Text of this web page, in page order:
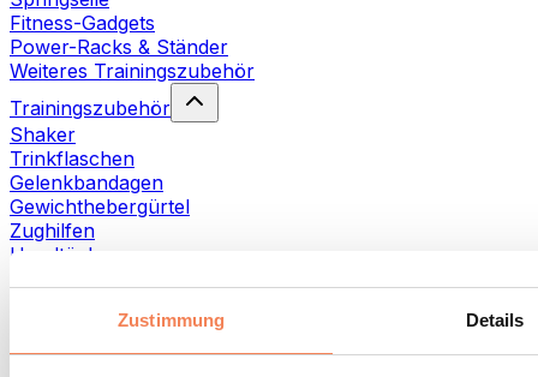
Zustimmung Details
Fitness-Gadgets
Power-Racks & Ständer
Weiteres Trainingszubehör
Trainingszubehör
Shaker
Trinkflaschen
Gelenkbandagen
Gewichthebergürtel
Zughilfen
Handtücher